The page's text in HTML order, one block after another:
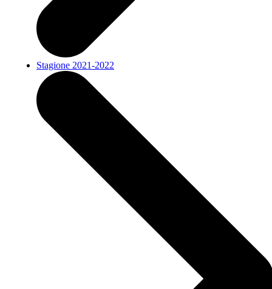
Stagione 2021-2022